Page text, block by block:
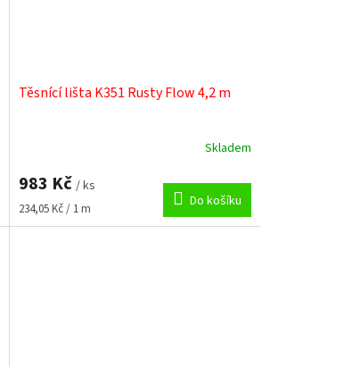
Těsnící lišta K351 Rusty Flow 4,2 m
Skladem
983 Kč / ks
Měrná
cena:
234,05 Kč / 1 m Do košíku